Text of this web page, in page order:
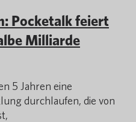
Pocketalk feiert
Milliarde
5 Jahren eine
durchlaufen, die von